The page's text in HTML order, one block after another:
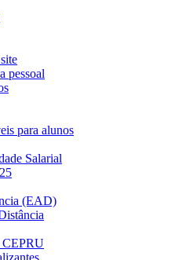
pessoal
para alunos
Salarial
(EAD)
CEPRU